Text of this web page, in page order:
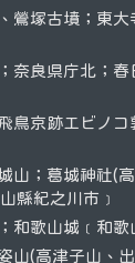
鶯塚古墳；東大
奈良県庁北；春
鳥京跡エビノコ
山；葛城神社(
縣紀之川市﹞
和歌山城﹝和歌
山(高津子山、